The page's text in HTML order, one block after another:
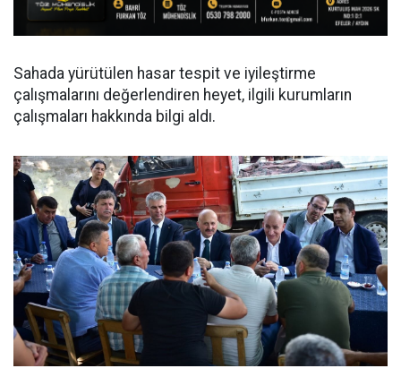
Sahada yürütülen hasar tespit ve iyileştirme
çalışmalarını değerlendiren heyet, ilgili kurumların
çalışmaları hakkında bilgi aldı.